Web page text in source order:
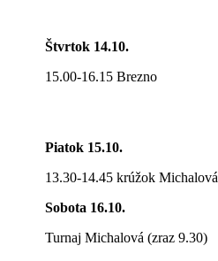
Štvrtok 14.10.
15.00-16.15 Brezno
Piatok 15.10.
13.30-14.45 krúžok Michalová
Sobota 16.10.
Turnaj Michalová (zraz 9.30)